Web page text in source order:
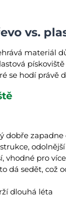
vs.
materiál
se hodí právě
dobře zapadne
vhodné pro
dá sedět, což
dlouhá léta